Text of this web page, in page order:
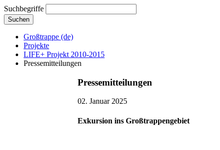
Suchbegriffe
Suchen
Großtrappe (de)
Projekte
LIFE+ Projekt 2010-2015
Pressemitteilungen
Pressemitteilungen
02. Januar 2025
Exkursion ins Großtrappengebiet